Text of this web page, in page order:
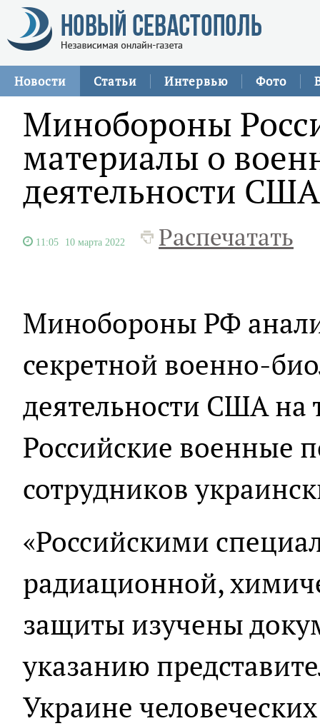
Новости Статьи Интервью Фото
Минобороны
материалы о
деятельности
11:05 10 марта 2022 Распечатать
Минобороны РФ
секретной военно-
деятельности США на
Российские военные
сотрудников
«Российскими
радиационной,
защиты изучены
указанию
Украине